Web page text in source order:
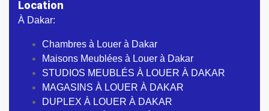
Location
À Dakar:
Chambres à Louer à Dakar
Maisons Meublées à Louer à Dakar
STUDIOS MEUBLÉS À LOUER À DAKAR
MAGASINS À LOUER À DAKAR
DUPLEX À LOUER À DAKAR